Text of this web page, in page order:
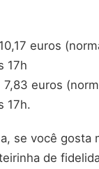
euros
17h
7,83 euros
17h.
se você gosta
de